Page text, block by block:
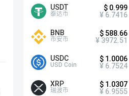
USDT
泰达币
$ 0.999
¥ 6.7416
BNB
币安币
$ 588.66
¥ 3972.51
USDC
USD Coin
$ 1.0006
¥ 6.7524
XRP
瑞波币
$ 1.0307
¥ 6.9555